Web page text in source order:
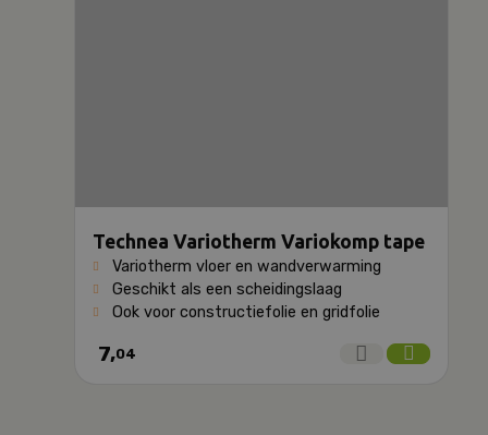
Technea Variotherm Variokomp tape
Variotherm vloer en wandverwarming
Geschikt als een scheidingslaag
Ook voor constructiefolie en gridfolie
7,04